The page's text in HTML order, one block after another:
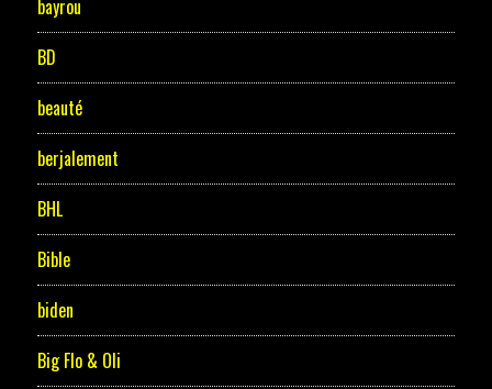
bayrou
BD
beauté
berjalement
BHL
Bible
biden
Big Flo & Oli